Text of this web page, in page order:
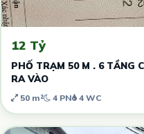
12 Tỷ
PHỐ TRẠM 50 M . 6 TẦNG
RA VÀO
50 m² 4 PN 4 WC